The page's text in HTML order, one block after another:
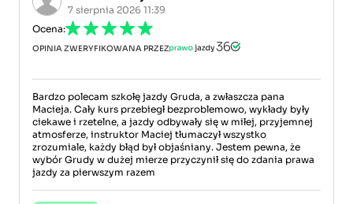
7 sierpnia 2026 11:39
Ocena:
OPINIA ZWERYFIKOWANA PRZEZ
Bardzo polecam szkołę jazdy Gruda, a zwłaszcza pana
Macieja. Cały kurs przebiegł bezproblemowo, wykłady były
ciekawe i rzetelne, a jazdy odbywały się w miłej, przyjemnej
atmosferze, instruktor Maciej tłumaczył wszystko
zrozumiale, każdy błąd był objaśniany. Jestem pewna, że
wybór Grudy w dużej mierze przyczynił się do zdania prawa
jazdy za pierwszym razem